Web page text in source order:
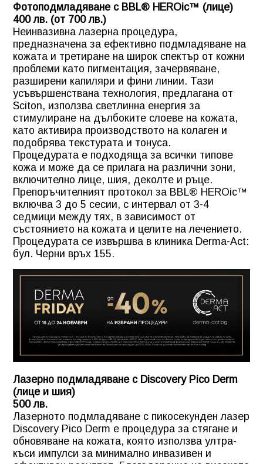
Фотоподмладяване с BBL® HEROic™ (лице)
400 лв. (от 700 лв.)
Неинвазивна лазерна процедура,
предназначена за ефективно подмладяване на
кожата и третиране на широк спектър от кожни
проблеми като пигментация, зачервяване,
разширени капиляри и фини линии. Тази
усъвършенствана технология, предлагана от
Sciton, използва светлинна енергия за
стимулиране на дълбоките слоеве на кожата,
като активира производството на колаген и
подобрява текстурата и тонуса.
Процедурата е подходяща за всички типове
кожа и може да се прилага на различни зони,
включително лице, шия, деколте и ръце.
Препоръчителният протокол за BBL® HEROic™
включва 3 до 5 сесии, с интервал от 3-4
седмици между тях, в зависимост от
състоянието на кожата и целите на лечението.
Процедурата се извършва в клиника Derma-Act:
бул. Черни връх 155.
Лазерно подмладяване с Discovery Pico Derm
(лице и шия)
500 лв.
Лазерното подмладяване с пикосекунден лазер
Discovery Pico Derm е процедура за стягане и
обновяване на кожата, която използва ултра-
къси импулси за минимално инвазивен и